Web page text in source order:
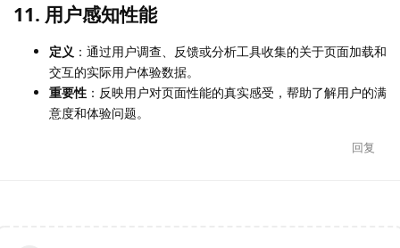
11. 用户感知性能
定义 ：通过用户调查、反馈或分析工具收集的关于页面加载和
交互的实际用户体验数据。
重要性 ：反映用户对页面性能的真实感受，帮助了解用户的满
意度和体验问题。
回复